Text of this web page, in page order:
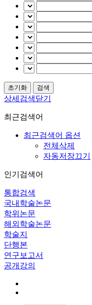
상세검색닫기
최근검색어
최근검색어 옵션
전체삭제
자동저장끄기
인기검색어
통합검색
국내학술논문
학위논문
해외학술논문
학술지
단행본
연구보고서
공개강의